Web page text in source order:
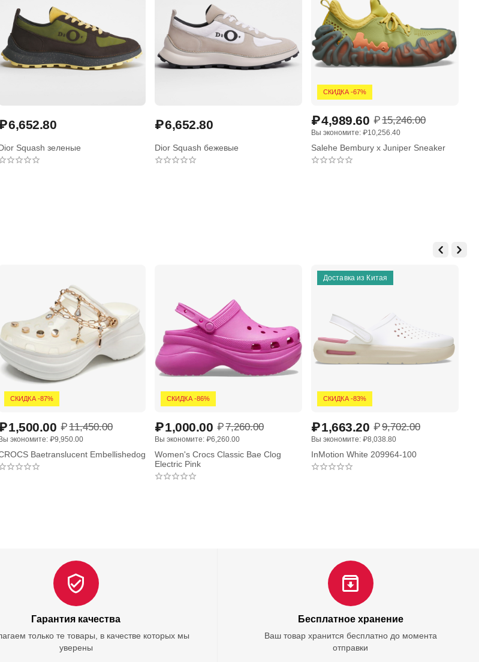
6,652.80
Squash зеленые
₽6,652.80
Dior Squash бежевые
СКИДКА -67%
₽15,246.00
₽4,989.60
Вы экономите: ₽10,256.40
Salehe Bembury x Juniper Sneaker
СКИДКА -87%
₽11,450.00
1,500.00
экономите: ₽9,950.00
Baetranslucent Embellishedog
СКИДКА -86%
₽7,260.00
₽1,000.00
Вы экономите: ₽6,260.00
Women's Crocs Classic Bae Clog
Electric Pink
СКИДКА -83%
Доставка из Китая
₽9,702.00
₽1,663.20
Вы экономите: ₽8,038.80
InMotion White 209964-100
Гарантия качества
только те товары, в качестве которых мы
уверены
Бесплатное хранение
Ваш товар хранится бесплатно до момента
отправки